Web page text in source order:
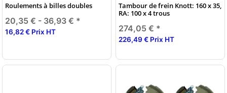
Roulements à billes doubles
20,35 € - 36,93 € *
16,82 € Prix HT
Tambour de frein Knott: 160 x 35,
RA: 100 x 4 trous
274,05 € *
226,49 € Prix HT